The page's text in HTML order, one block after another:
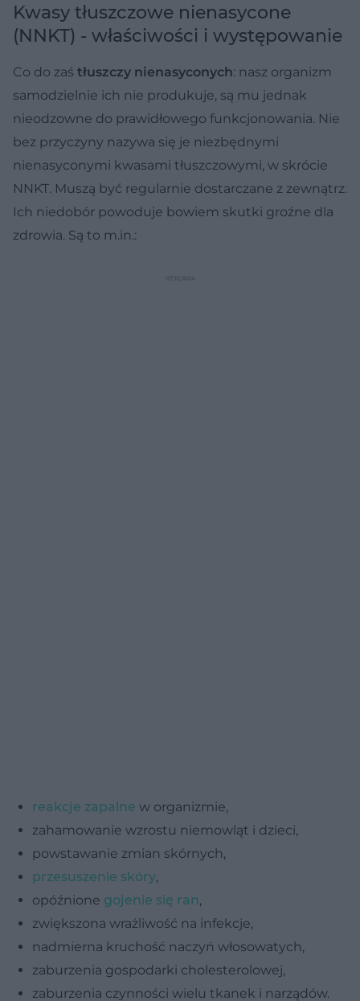
Kwasy tłuszczowe nienasycone
(NNKT) - właściwości i występowanie
Co do zaś tłuszczy nienasyconych: nasz organizm
samodzielnie ich nie produkuje, są mu jednak
nieodzowne do prawidłowego funkcjonowania. Nie
bez przyczyny nazywa się je niezbędnymi
nienasyconymi kwasami tłuszczowymi, w skrócie
NNKT. Muszą być regularnie dostarczane z zewnątrz.
Ich niedobór powoduje bowiem skutki groźne dla
zdrowia. Są to m.in.:
reakcje zapalne w organizmie,
zahamowanie wzrostu niemowląt i dzieci,
powstawanie zmian skórnych,
przesuszenie skóry,
opóźnione gojenie się ran,
zwiększona wrażliwość na infekcje,
nadmierna kruchość naczyń włosowatych,
zaburzenia gospodarki cholesterolowej,
zaburzenia czynności wielu tkanek i narządów.